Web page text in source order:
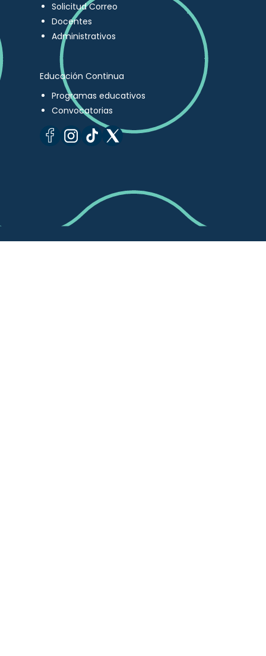
Solicitud Correo
Docentes
Administrativos
Educación Continua
Programas educativos
Convocatorias